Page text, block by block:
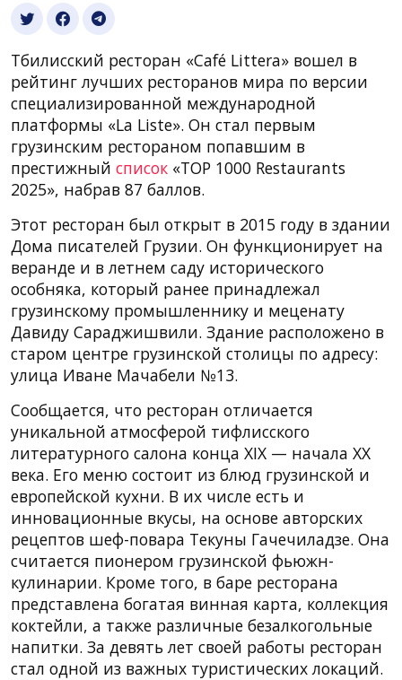
Тбилисский ресторан «Café Littera» вошел в
рейтинг лучших ресторанов мира по версии
специализированной международной
платформы «La Liste». Он стал первым
грузинским рестораном попавшим в
престижный список «TOP 1000 Restaurants
2025», набрав 87 баллов.
Этот ресторан был открыт в 2015 году в здании
Дома писателей Грузии. Он функционирует на
веранде и в летнем саду исторического
особняка, который ранее принадлежал
грузинскому промышленнику и меценату
Давиду Сараджишвили. Здание расположено в
старом центре грузинской столицы по адресу:
улица Иване Мачабели №13.
Сообщается, что ресторан отличается
уникальной атмосферой тифлисского
литературного салона конца XIX — начала XX
века. Его меню состоит из блюд грузинской и
европейской кухни. В их числе есть и
инновационные вкусы, на основе авторских
рецептов шеф-повара Текуны Гачечиладзе. Она
считается пионером грузинской фьюжн-
кулинарии. Кроме того, в баре ресторана
представлена богатая винная карта, коллекция
коктейли, а также различные безалкогольные
напитки. За девять лет своей работы ресторан
стал одной из важных туристических локаций.